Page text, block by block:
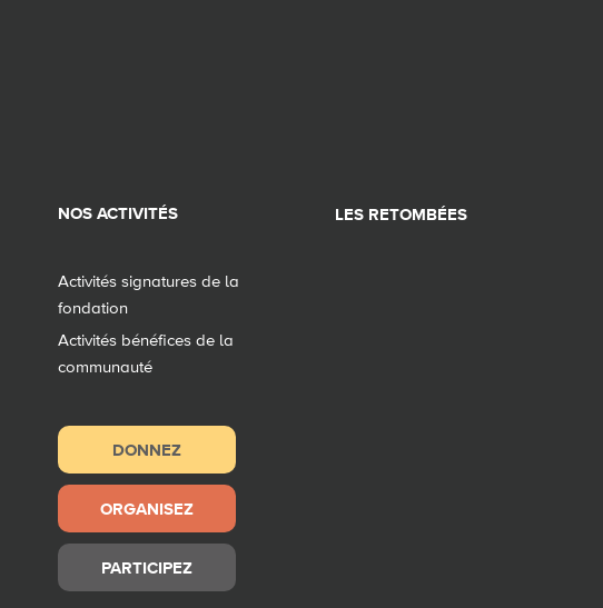
NOS ACTIVITÉS
Activités signatures de la
fondation
Activités bénéfices de la
communauté
DONNEZ
ORGANISEZ
PARTICIPEZ
LES RETOMBÉES